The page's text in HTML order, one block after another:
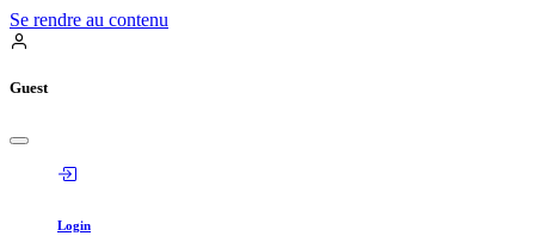
Se rendre au contenu
Guest
Login